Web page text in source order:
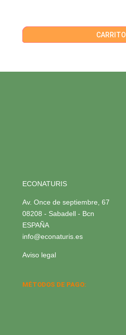
CARRITO
ECONATURIS
Av. Once de septiembre, 67
08208 - Sabadell - Bcn
ESPAÑA
info@econaturis.es
Aviso legal
MÉTODOS DE PAGO: